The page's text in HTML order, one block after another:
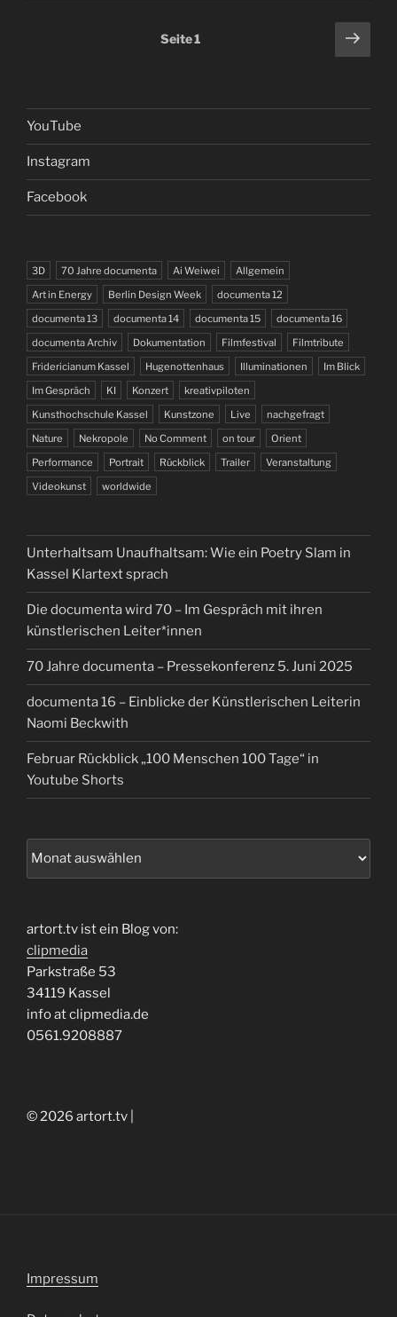
Seitennummerierung
Seite1
YouTube
Instagram
Facebook
3D 70 Jahre documenta Ai Weiwei
Allgemein
Art in Energy
Berlin Design Week
documenta 12
documenta 13
documenta 14 documenta 15
documenta 16
documenta Archiv
Dokumentation Filmfestival
Filmtribute
Fridericianum Kassel
Hugenottenhaus Illuminationen
Im Blick
Im Gespräch
KI Konzert
kreativpiloten
Kunsthochschule Kassel
Kunstzone Live
nachgefragt
Nature
Nekropole No Comment on tour
Orient
Performance
Portrait Rückblick Trailer
Veranstaltung
Videokunst
worldwide
Unterhaltsam Unaufhaltsam: Wie ein Poetry Slam in
Kassel Klartext sprach
Die documenta wird 70 – Im Gespräch mit ihren
künstlerischen Leiter*innen
70 Jahre documenta – Pressekonferenz 5. Juni 2025
documenta 16 – Einblicke der Künstlerischen Leiterin
Naomi Beckwith
Februar Rückblick „100 Menschen 100 Tage“ in
Youtube Shorts
artort.tv ist ein Blog von:
clipmedia
Parkstraße 53
34119 Kassel
info at clipmedia.de
0561.9208887
© 2026 artort.tv |
Impressum